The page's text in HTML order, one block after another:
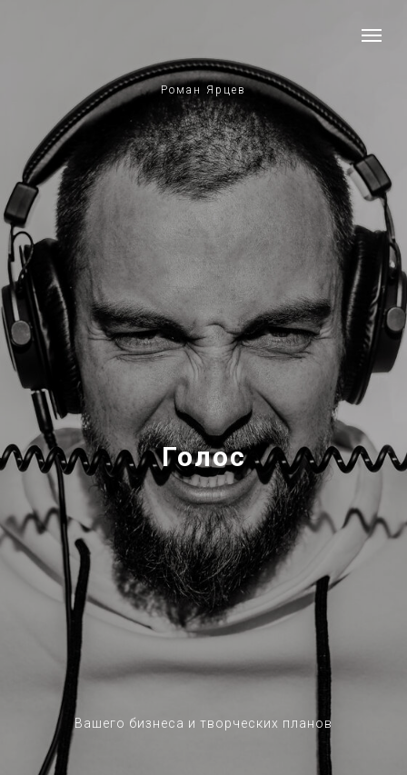
Голос
Роман Ярцев
Вашего бизнеса и творческих планов